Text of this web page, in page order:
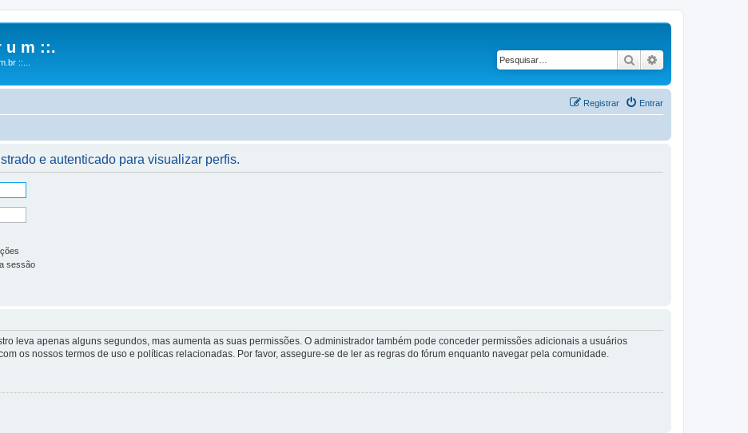
u m ::.
::... Pesquisar
Entrar
Registrar
e autenticado para visualizar perfis.
sessão
leva apenas alguns segundos, mas aumenta as suas permissões. O administrador também pode conceder permissões adicionais a usuários
os nossos termos de uso e políticas relacionadas. Por favor, assegure-se de ler as regras do fórum enquanto navegar pela comunidade.